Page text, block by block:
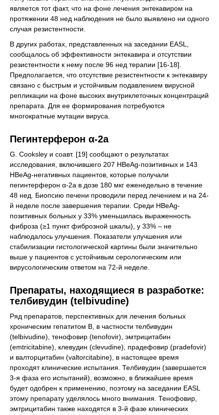
является тот факт, что на фоне лечения энтекавиром на
протяжении 48 нед наблюдения не было выявлено ни одного
случая резистентности.
В других работах, представленных на заседании EASL,
сообщалось об эффективности энтекавира и отсутствии
резистентности к нему после 96 нед терапии [16-18].
Предполагается, что отсутствие резистентности к энтекавиру
связано с быстрым и устойчивым подавлением вирусной
репликации на фоне высоких внутриклеточных концентраций
препарата. Для ее формирования потребуются
многократные мутации вируса.
Пегинтерферон α-2a
G. Cooksley и соавт. [19] сообщают о результатах
исследования, включившего 207 HBeAg-позитивных и 143
HBeAg-негативных пациентов, которые получали
пегинтерферон α-2a в дозе 180 мкг еженедельно в течение
48 нед. Биопсию печени проводили перед лечением и на 24-
й неделе после завершения терапии. Среди HBeAg-
позитивных больных у 33% уменьшилась выраженность
фиброза (≥1 пункт фиброзной шкалы), у 33% – не
наблюдалось улучшения. Показатели улучшения или
стабилизации гистологической картины были значительно
выше у пациентов с устойчивым серологическим или
вирусологическим ответом на 72-й неделе.
Препараты, находящиеся в разработке:
телбивудин (telbivudine)
Ряд препаратов, перспективных для лечения больных
хроническим гепатитом В, в частности телбивудин
(telbivudine), тенофовир (tenofovir), эмтрицитабин
(emtricitabine), клевудин (clevudine), прадефовир (pradefovir)
и валторцитабин (valtorcitabine), в настоящее время
проходят клинические испытания. Телбивудин (завершается
3-я фаза его испытаний), возможно, в ближайшее время
будет одобрен к применению, поэтому на заседании EASL
этому препарату уделялось много внимания. Тенофовир,
эмтрицитабин также находятся в 3-й фазе клинических